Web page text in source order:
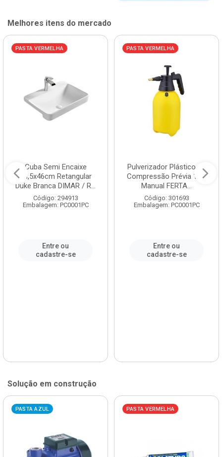
Melhores itens do mercado
PASTA VERMELHA
Cuba Semi Encaixe
58,5x46cm Retangular
Duke Branca DIMAR / R...
Código: 294913
Embalagem: PC0001PC
Entre ou
cadastre-se
PASTA VERMELHA
Pulverizador Plástico de
Compressão Prévia 1,5L
Manual FERTA...
Código: 301693
Embalagem: PC0001PC
Entre ou
cadastre-se
Solução em construção
PASTA AZUL PASTA VERMELHA